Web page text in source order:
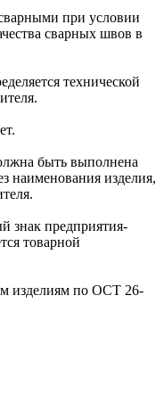
при условии
сварных швов в
технической
быть выполнена
наименования изделия,
знак предприятия-
товарной
изделиям по ОСТ 26-